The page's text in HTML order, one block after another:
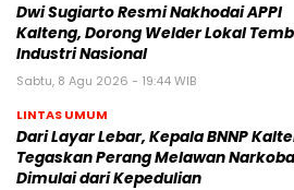
Dwi Sugiarto Resmi Nakhodai APPI
Kalteng, Dorong Welder Lokal
Industri Nasional
Sabtu, 8 Agu 2026 - 19:44 WIB
LINTAS UMUM
Dari Layar Lebar, Kepala BNNP
Tegaskan Perang Melawan Narkoba
Dimulai dari Kepedulian